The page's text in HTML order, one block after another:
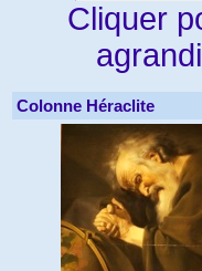
Cliquer
Colonne Héraclite